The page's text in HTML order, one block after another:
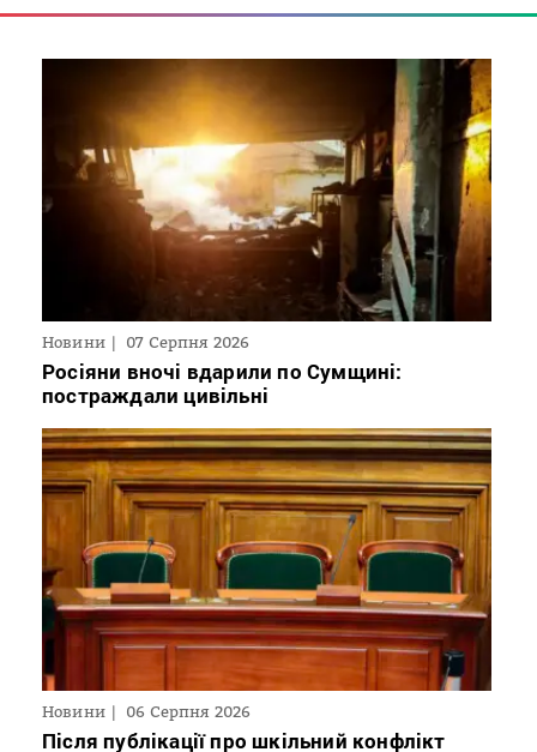
Новини 07 Серпня 2026
Росіяни вночі вдарили по Сумщині:
постраждали цивільні
Новини 06 Серпня 2026
Після публікації про шкільний конфлікт